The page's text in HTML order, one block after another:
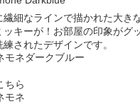
繊細なラインで描かれた大き
ッキーが！お部屋の印象がグ
されたデザインです。